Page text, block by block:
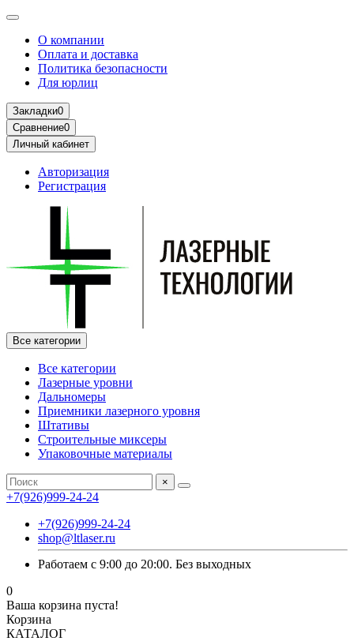
О компании
Оплата и доставка
Политика безопасности
Для юрлиц
Закладки0
Сравнение0
Личный кабинет
Авторизация
Регистрация
Все категории
Все категории
Лазерные уровни
Дальномеры
Приемники лазерного уровня
Штативы
Строительные миксеры
Упаковочные материалы
×
+7(926)999-24-24
+7(926)999-24-24
shop@ltlaser.ru
Работаем с 9:00 до 20:00. Без выходных
0
Ваша корзина пуста!
Корзина
КАТАЛОГ